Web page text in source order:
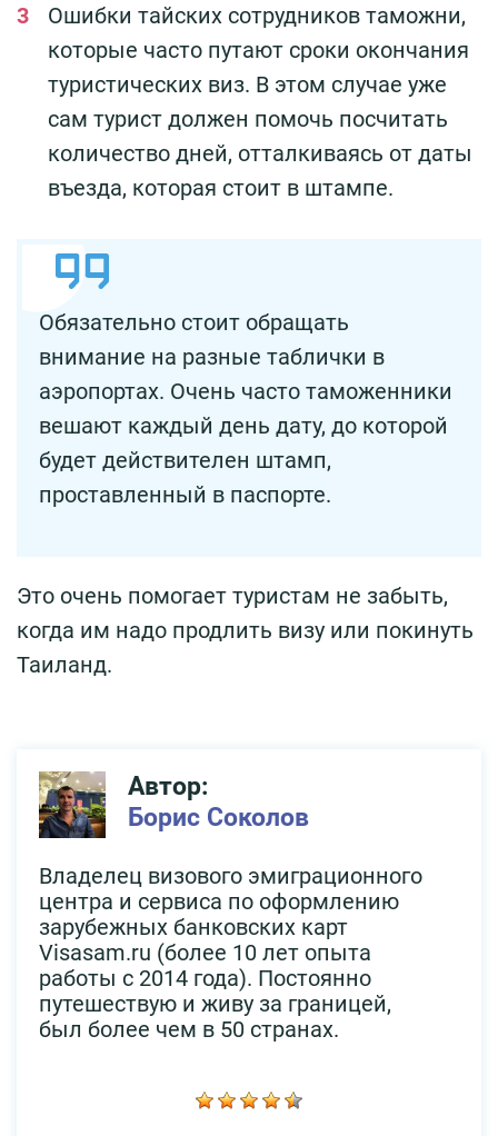
Ошибки тайских сотрудников таможни,
которые часто путают сроки окончания
туристических виз. В этом случае уже
сам турист должен помочь посчитать
количество дней, отталкиваясь от даты
въезда, которая стоит в штампе.
Обязательно стоит обращать
внимание на разные таблички в
аэропортах. Очень часто таможенники
вешают каждый день дату, до которой
будет действителен штамп,
проставленный в паспорте.
Это очень помогает туристам не забыть,
когда им надо продлить визу или покинуть
Таиланд.
Автор:
Борис Соколов
Владелец визового эмиграционного
центра и сервиса по оформлению
зарубежных банковских карт
Visasam.ru (более 10 лет опыта
работы с 2014 года). Постоянно
путешествую и живу за границей,
был более чем в 50 странах.